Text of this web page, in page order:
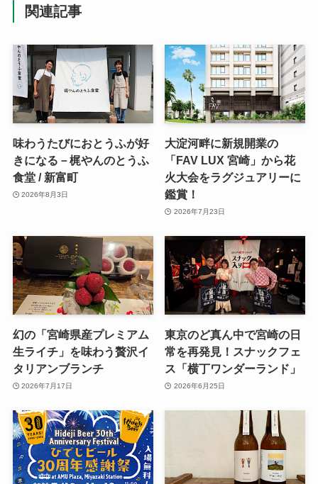
関連記事
味わうたびにおとうふが好
きになる－梶やんのとうふ
食堂 / 新富町
2026年8月3日
大淀河畔に新規開業の
「FAV LUX 宮崎」から花
火大会をラグジュアリーに
鑑賞！
2026年7月23日
幻の「宮崎県産プレミアム
生ライチ」を味わう贅沢イ
タリアンブランチ
2026年7月17日
東京のど真ん中で宮崎の日
常を再発見！スナックフェ
ス「横丁ワンダーランド」
2026年6月25日